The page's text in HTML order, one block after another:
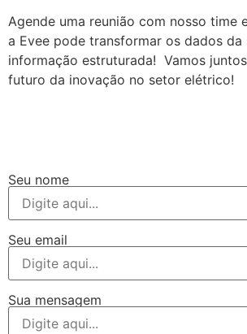
Agende uma reunião com nosso time
a Evee pode transformar os dados da
informação estruturada! Vamos
futuro da inovação no setor elétrico!
Seu nome
Seu email
Sua mensagem